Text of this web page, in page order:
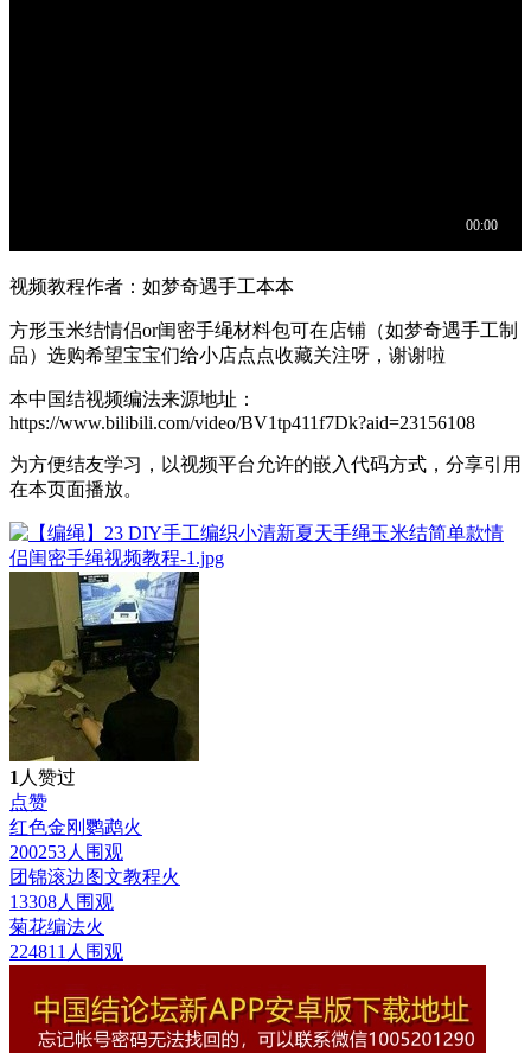
视频教程作者：如梦奇遇手工本本
方形玉米结情侣or闺密手绳材料包可在店铺（如梦奇遇手工制
品）选购希望宝宝们给小店点点收藏关注呀，谢谢啦
本中国结视频编法来源地址：
https://www.bilibili.com/video/BV1tp411f7Dk?aid=23156108
为方便结友学习，以视频平台允许的嵌入代码方式，分享引用
在本页面播放。
1 人赞过
点赞
红色金刚鹦鹉火
200253人围观
团锦滚边图文教程火
13308人围观
菊花编法火
224811人围观